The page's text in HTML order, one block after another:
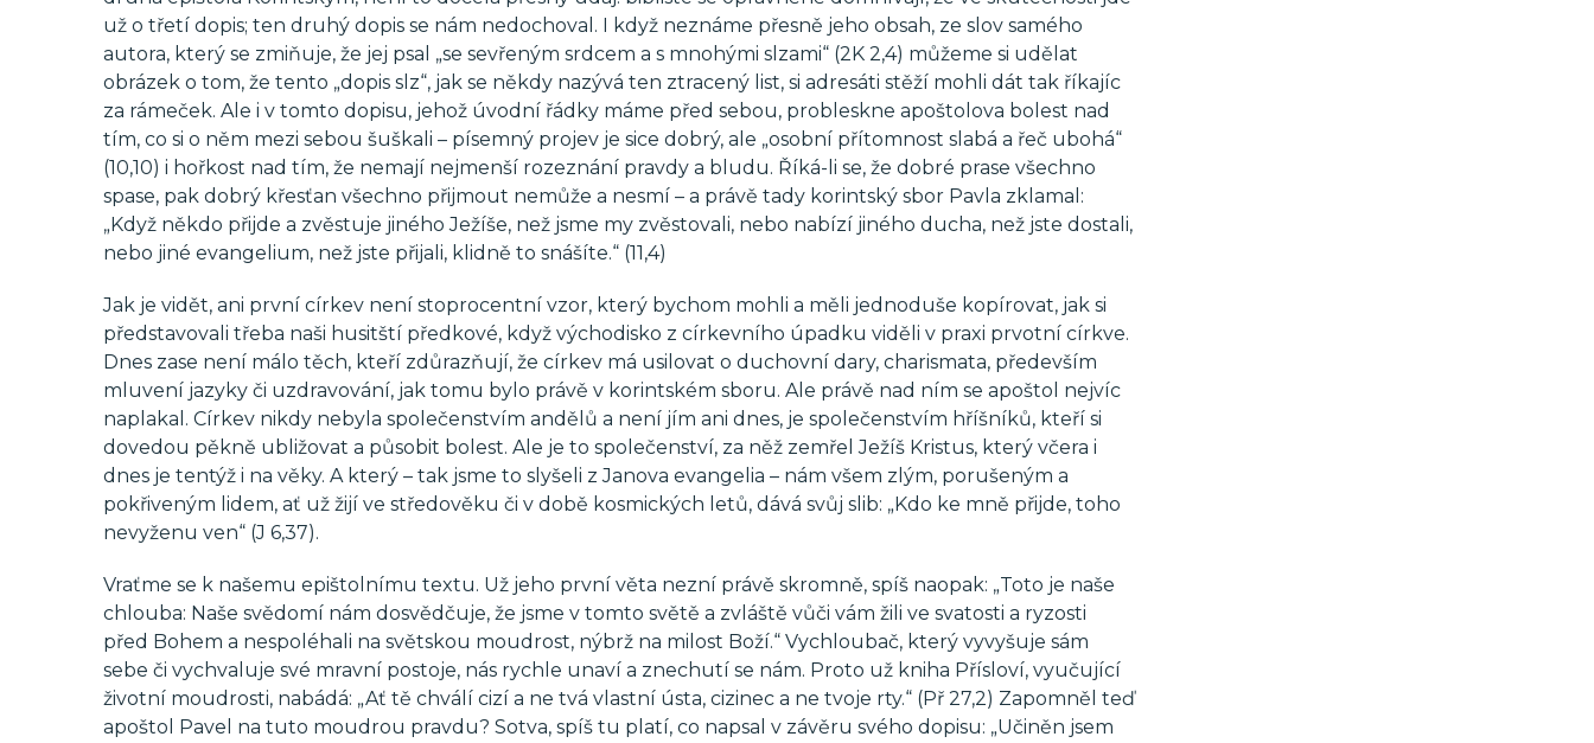
už o třetí dopis; ten druhý dopis se nám nedochoval. I když neznáme přesně jeho obsah, ze slov samého
autora, který se zmiňuje, že jej psal „se sevřeným srdcem a s mnohými slzami“ (2K 2,4) můžeme si udělat
obrázek o tom, že tento „dopis slz“, jak se někdy nazývá ten ztracený list, si adresáti stěží mohli dát tak říkajíc
za rámeček. Ale i v tomto dopisu, jehož úvodní řádky máme před sebou, probleskne apoštolova bolest nad
tím, co si o něm mezi sebou šuškali – písemný projev je sice dobrý, ale „osobní přítomnost slabá a řeč ubohá“
(10,10) i hořkost nad tím, že nemají nejmenší rozeznání pravdy a bludu. Říká-li se, že dobré prase všechno
spase, pak dobrý křesťan všechno přijmout nemůže a nesmí – a právě tady korintský sbor Pavla zklamal:
„Když někdo přijde a zvěstuje jiného Ježíše, než jsme my zvěstovali, nebo nabízí jiného ducha, než jste dostali,
nebo jiné evangelium, než jste přijali, klidně to snášíte.“ (11,4)
Jak je vidět, ani první církev není stoprocentní vzor, který bychom mohli a měli jednoduše kopírovat, jak si
představovali třeba naši husitští předkové, když východisko z církevního úpadku viděli v praxi prvotní církve.
Dnes zase není málo těch, kteří zdůrazňují, že církev má usilovat o duchovní dary, charismata, především
mluvení jazyky či uzdravování, jak tomu bylo právě v korintském sboru. Ale právě nad ním se apoštol nejvíc
naplakal. Církev nikdy nebyla společenstvím andělů a není jím ani dnes, je společenstvím hříšníků, kteří si
dovedou pěkně ubližovat a působit bolest. Ale je to společenství, za něž zemřel Ježíš Kristus, který včera i
dnes je tentýž i na věky. A který – tak jsme to slyšeli z Janova evangelia – nám všem zlým, porušeným a
pokřiveným lidem, ať už žijí ve středověku či v době kosmických letů, dává svůj slib: „Kdo ke mně přijde, toho
nevyženu ven“ (J 6,37).
Vraťme se k našemu epištolnímu textu. Už jeho první věta nezní právě skromně, spíš naopak: „Toto je naše
chlouba: Naše svědomí nám dosvědčuje, že jsme v tomto světě a zvláště vůči vám žili ve svatosti a ryzosti
před Bohem a nespoléhali na světskou moudrost, nýbrž na milost Boží.“ Vychloubač, který vyvyšuje sám
sebe či vychvaluje své mravní postoje, nás rychle unaví a znechutí se nám. Proto už kniha Přísloví, vyučující
životní moudrosti, nabádá: „Ať tě chválí cizí a ne tvá vlastní ústa, cizinec a ne tvoje rty.“ (Př 27,2) Zapomněl teď
apoštol Pavel na tuto moudrou pravdu? Sotva, spíš tu platí, co napsal v závěru svého dopisu: „Učiněn jsem